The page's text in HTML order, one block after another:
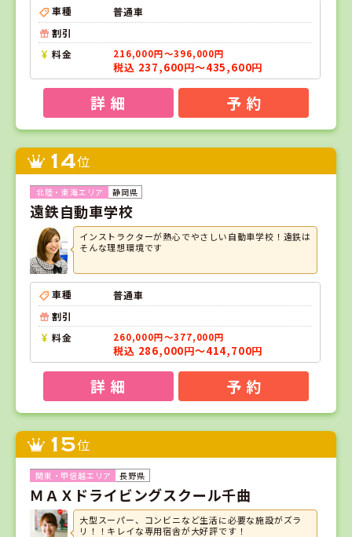
車種
普通車
割引
料金
216,000円～396,000円
税込 237,600円～435,600円
詳 細 予 約
14位
静岡県
遠鉄自動車学校
インストラクターが熱心でやさしい自動車学校！遠鉄は
そんな理想環境です
車種
普通車
割引
料金
260,000円～377,000円
税込 286,000円～414,700円
詳 細 予 約
15位
長野県
ＭＡＸドライビングスクール千曲
大型スーパー、コンビニなど生活に必要な施設がズラ
リ！！キレイな専用宿舎が大好評です！